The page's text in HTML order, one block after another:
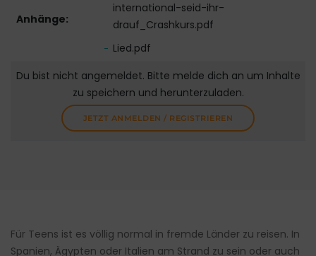
Anhänge:
international-seid-ihr-
drauf_Crashkurs.pdf
Lied.pdf
Du bist nicht angemeldet. Bitte melde dich an um Inhalte
zu speichern und herunterzuladen.
JETZT ANMELDEN / REGISTRIEREN
Für Teens ist es völlig normal in fremde Länder zu reisen. In
Spanien, Ägypten oder Italien am Strand zu sein oder auch